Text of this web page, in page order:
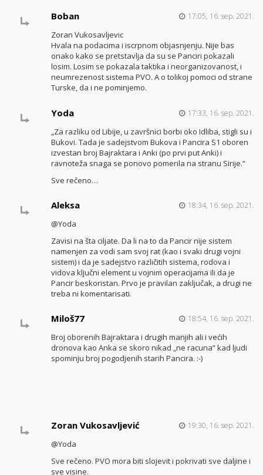
Boban 17:05, 16. sep. 2021.
Zoran Vukosavljevic
Hvala na podacima i iscrpnom objasnjenju. Nije bas
onako kako se pretstavlja da su se Panciri pokazali
losim. Losim se pokazala taktika i neorganizovanost, i
neumrezenost sistema PVO. A o tolikoj pomoci od strane
Turske, da i ne pominjemo.
Yoda 17:33, 16. sep. 2021.
„Za razliku od Libije, u završnici borbi oko Idliba, stigli su i
Bukovi. Tada je sadejstvom Bukova i Pancira S1 oboren
izvestan broj Bajraktara i Anki (po prvi put Anki) i
ravnoteža snaga se ponovo pomerila na stranu Sirije.“
Sve rečeno…
Aleksa 18:34, 16. sep. 2021.
@Yoda
Zavisi na šta ciljate. Da li na to da Pancir nije sistem
namenjen za vodi sam svoj rat (kao i svaki drugi vojni
sistem) i da je sadejstvo različitih sistema, rodova i
vidova ključni element u vojnim operacijama ili da je
Pancir beskoristan. Prvo je pravilan zaključak, a drugi ne
treba ni komentarisati.
Miloš77 18:54, 16. sep. 2021.
Broj oborenih Bajraktara i drugih manjih ali i većih
dronova kao Anka se skoro nikad „ne racuna“ kad ljudi
spominju broj pogodjenih starih Pancira. :-)
Zoran Vukosavljević 19:30, 16. sep. 2021.
@Yoda
Sve rečeno. PVO mora biti slojevit i pokrivati sve daljine i
sve visine.